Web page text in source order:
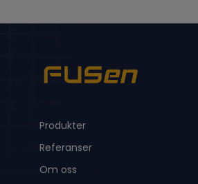
Produkter
Referanser
Om oss